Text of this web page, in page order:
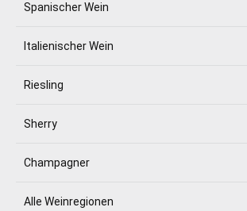
Spanischer Wein
Italienischer Wein
Riesling
Sherry
Champagner
Alle Weinregionen